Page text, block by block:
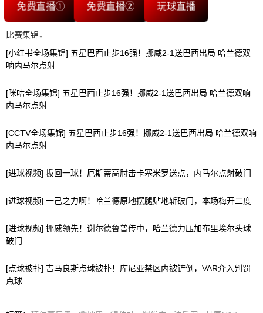
免费直播① 免费直播② 玩球直播
比赛集锦↓
[小红书全场集锦] 五星巴西止步16强！挪威2-1送巴西出局 哈兰德双
响内马尔点射
[咪咕全场集锦] 五星巴西止步16强！挪威2-1送巴西出局 哈兰德双响
内马尔点射
[CCTV全场集锦] 五星巴西止步16强！挪威2-1送巴西出局 哈兰德双响
内马尔点射
[进球视频] 扳回一球！厄斯蒂高肘击卡塞米罗送点，内马尔点射破门
[进球视频] 一己之力啊！哈兰德原地摆腿贴地斩破门，本场梅开二度
[进球视频] 挪威领先！谢尔德鲁普传中，哈兰德力压加布里埃尔头球
破门
[点球被扑] 吉马良斯点球被扑！库尼亚禁区内被铲倒，VAR介入判罚
点球